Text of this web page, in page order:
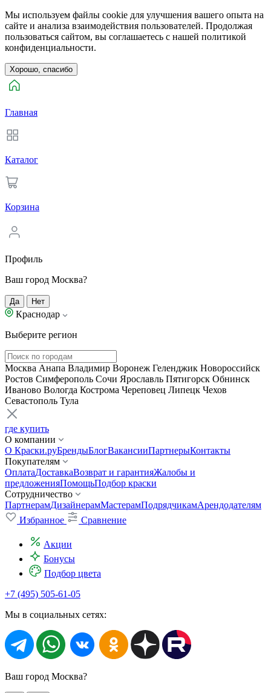
Мы используем файлы cookie для улучшения вашего опыта на
сайте и анализа взаимодействия пользователей. Продолжая
пользоваться сайтом, вы соглашаетесь с нашей политикой
конфиденциальности.
Хорошо, спасибо
Главная
Каталог
Корзина
Профиль
Ваш город Москва?
Да Нет
Краснодар
Выберите регион
Москва Анапа Владимир Воронеж Геленджик Новороссийск
Ростов Симферополь Сочи Ярославль Пятигорск Обнинск
Иваново Вологда Кострома Череповец Липецк Чехов
Севастополь Тула
где купить
О компании
О Краски.руБрендыБлогВакансииПартнерыКонтакты
Покупателям
ОплатаДоставкаВозврат и гарантияЖалобы и
предложенияПомощьПодбор краски
Сотрудничество
ПартнерамДизайнерамМастерамПодрядчикамАрендодателям
Избранное
Сравнение
Акции
Бонусы
Подбор цвета
+7 (495) 505-61-05
Мы в социальных сетях:
Ваш город Москва?